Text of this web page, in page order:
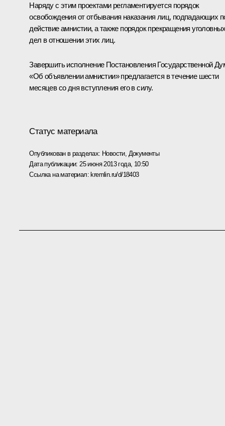
Наряду с этим проектами регламентируется порядок
освобождения от отбывания наказания лиц, подпадающих
действие амнистии, а также порядок прекращения
дел в отношении этих лиц.
Завершить исполнение Постановления Государственной
«Об объявлении амнистии» предлагается в течение шести
месяцев со дня вступления его в силу.
Статус материала
Опубликован в разделах: Новости, Документы
Дата публикации: 25 июня 2013 года, 10:50
Ссылка на материал: kremlin.ru/d/18403